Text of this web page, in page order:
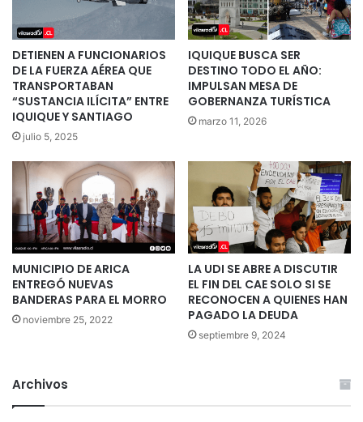
DETIENEN A FUNCIONARIOS
DE LA FUERZA AÉREA QUE
TRANSPORTABAN
“SUSTANCIA ILÍCITA” ENTRE
IQUIQUE Y SANTIAGO
julio 5, 2025
IQUIQUE BUSCA SER
DESTINO TODO EL AÑO:
IMPULSAN MESA DE
GOBERNANZA TURÍSTICA
marzo 11, 2026
MUNICIPIO DE ARICA
ENTREGÓ NUEVAS
BANDERAS PARA EL MORRO
noviembre 25, 2022
LA UDI SE ABRE A DISCUTIR
EL FIN DEL CAE SOLO SI SE
RECONOCEN A QUIENES HAN
PAGADO LA DEUDA
septiembre 9, 2024
Archivos